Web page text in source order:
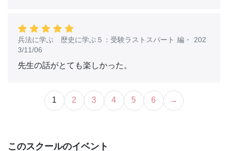
兵法に学ぶ 歴史に学ぶ５：受験ラストスパート 編 ・ 202
3/11/06
先生の話がとても楽しかった。
1 2 3 4 5 6 →
このスクールのイベント